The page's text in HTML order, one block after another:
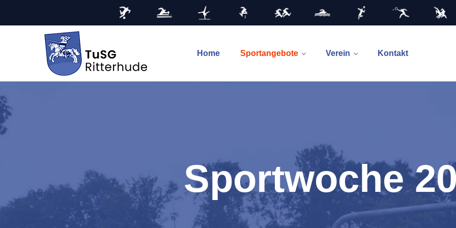
Home Sportangebote Verein Kontakt
Sportwoche